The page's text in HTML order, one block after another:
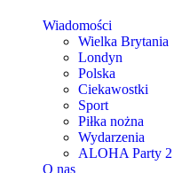
Wiadomości
Wielka Brytania
Londyn
Polska
Ciekawostki
Sport
Piłka nożna
Wydarzenia
ALOHA Party 2
O nas